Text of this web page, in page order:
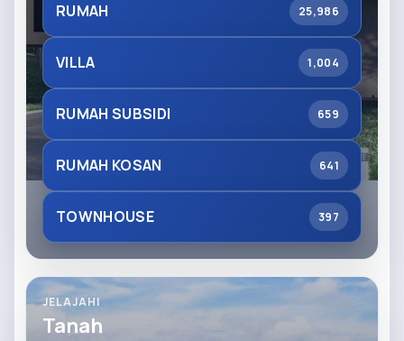
RUMAH
25,986
VILLA 1,004
RUMAH SUBSIDI 659
RUMAH KOSAN 641
TOWNHOUSE 397
JELAJAHI
Tanah